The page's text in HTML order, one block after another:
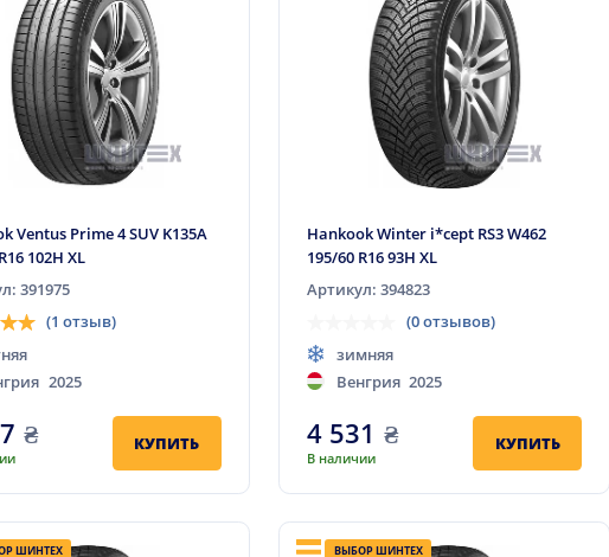
Ventus Prime 4 SUV K135A
102H XL
391975
(1 отзыв)
2025
₴ КУПИТЬ
Hankook Winter i*cept RS3 W462
195/60 R16 93H XL
Артикул: 394823
(0 отзывов)
зимняя
Венгрия 2025
4 531 ₴
В наличии
КУПИТЬ
ШИНТЕХ ВЫБОР ШИНТЕХ